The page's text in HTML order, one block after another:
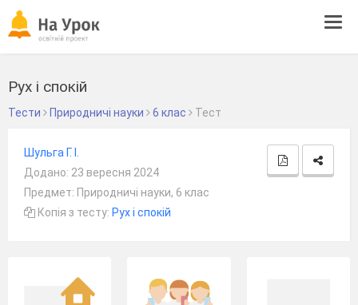
Рух і спокій
Тести Природничі науки 6 клас Тест
Шульга Г. І.
Додано: 23 вересня 2024
Предмет: Природничі науки, 6 клас
Копія з тесту: Рух і спокій